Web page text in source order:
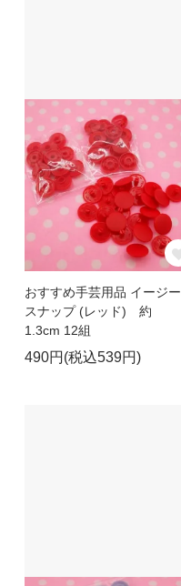
おすすめ手芸用品 イージー
スナップ (レッド) 約
1.3cm 12組
490円(税込539円)